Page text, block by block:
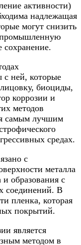
активности)
надлежащая
могут снизить
промышленную
сохранение.
с ней, которые
биоциды,
коррозии и
методов
самым лучшим
средах.
с
металла
образования с
соединений. В
пленка, которая
покрытий.
является
методом в